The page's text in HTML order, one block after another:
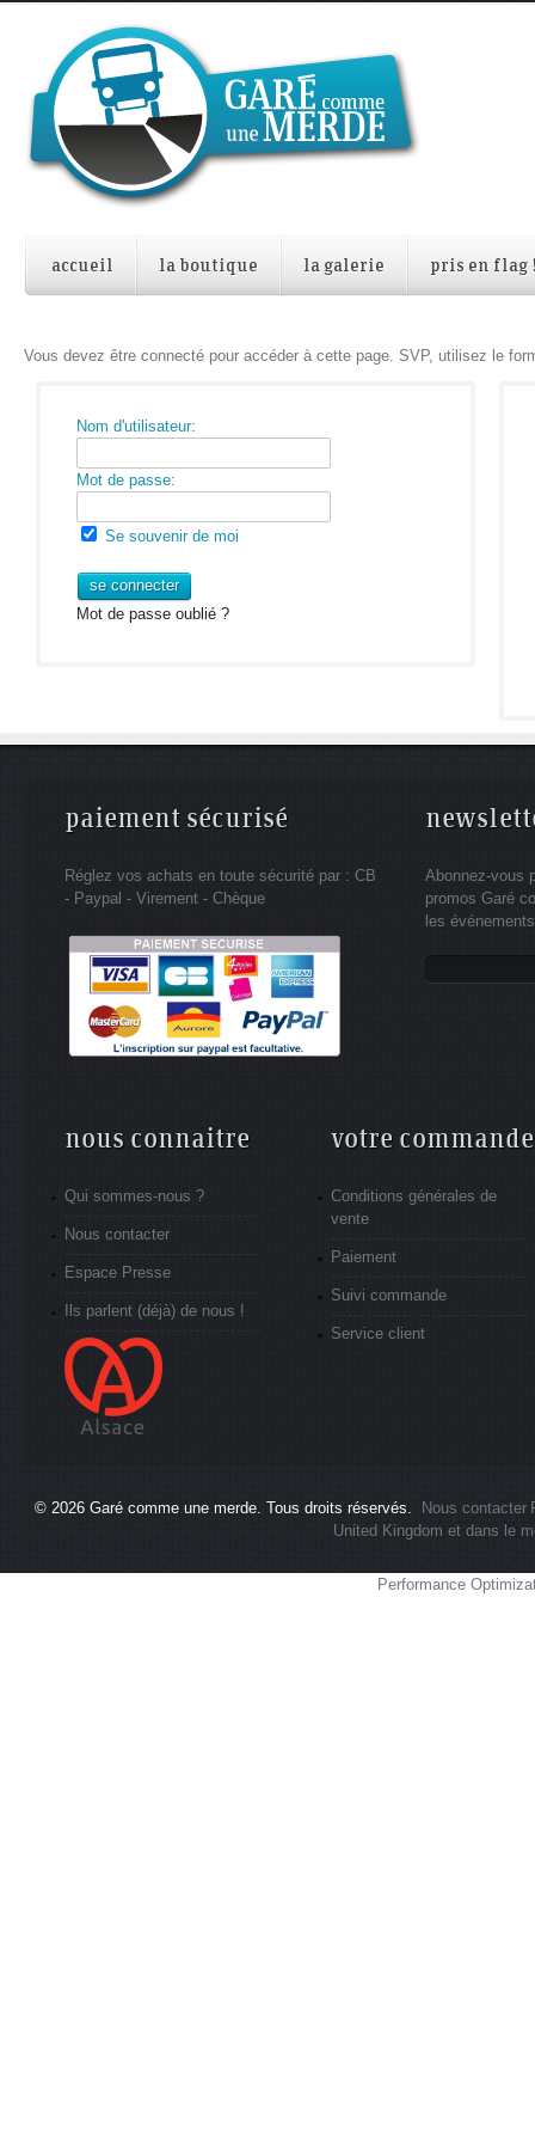
accueil la boutique la galerie pris en flag
Vous devez être connecté pour accéder à cette page. SVP, utilisez le
Nom d'utilisateur:
Mot de passe:
Se souvenir de moi
se connecter
Mot de passe oublié ?
paiement sécurisé
Réglez vos achats en toute sécurité par : CB
- Paypal - Virement - Chèque
Abonnez-vous
promos Garé
les
nous connaitre
Qui sommes-nous ?
Nous contacter
Espace Presse
Ils parlent (déjà) de nous !
votre commande
Conditions générales de
vente
Paiement
Suivi commande
Service client
© 2026 Garé comme une merde . Tous droits réservés. Nous contacter
United Kingdom et dans le
Performance